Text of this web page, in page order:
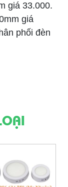
giá 33.000.
giá
phối đèn